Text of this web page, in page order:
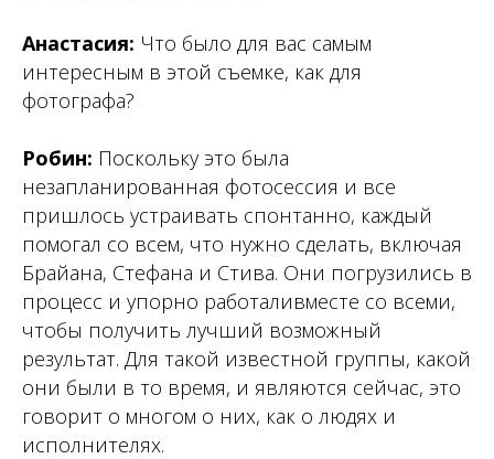
Анастасия: Что было для вас самым
интересным в этой съемке, как для
фотографа?
Робин: Поскольку это была
незапланированная фотосессия и все
пришлось устраивать спонтанно, каждый
помогал со всем, что нужно сделать, включая
Брайана, Стефана и Стива. Они погрузились в
процесс и упорно работаливместе со всеми,
чтобы получить лучший возможный
результат. Для такой известной группы, какой
они были в то время, и являются сейчас, это
говорит о многом о них, как о людях и
исполнителях.